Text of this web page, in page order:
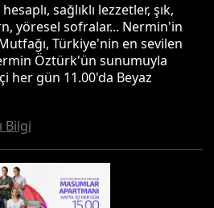
sağlıklı lezzetler, şık,
yöresel sofralar... Nermin'in
Türkiye'nin en sevilen
Öztürk'ün sunumuyla
her gün 11.00'da Beyaz
Bilgi